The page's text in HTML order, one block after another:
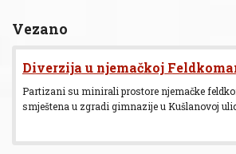
Vezano
Diverzija u njemačkoj
Partizani su minirali prostore njemačke
smještena u zgradi gimnazije u Kušlanovoj